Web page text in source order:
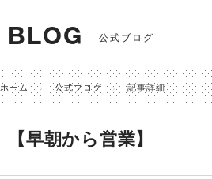
BLOG 公式ブログ
ホーム 公式ブログ 記事詳細
【早朝から営業】